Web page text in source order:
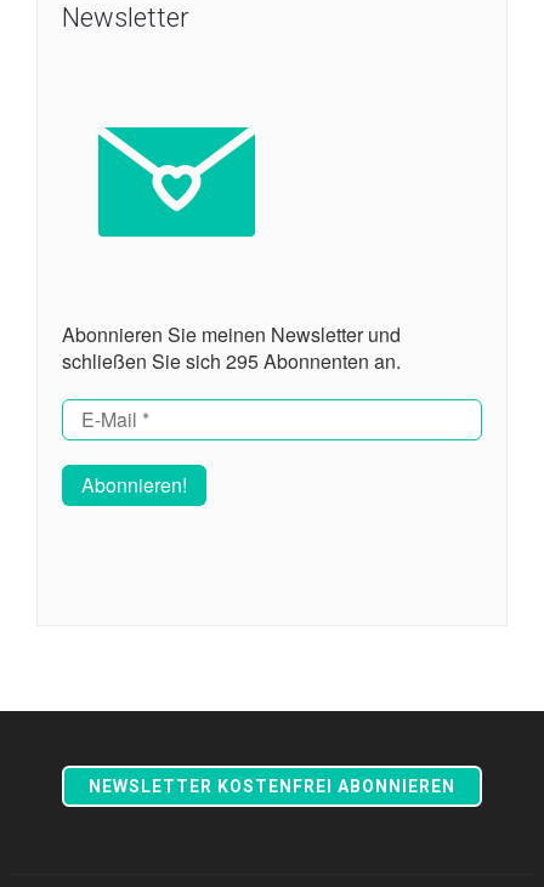
Newsletter
Abonnieren Sie meinen Newsletter und
schließen Sie sich 295 Abonnenten an.
NEWSLETTER KOSTENFREI ABONNIEREN